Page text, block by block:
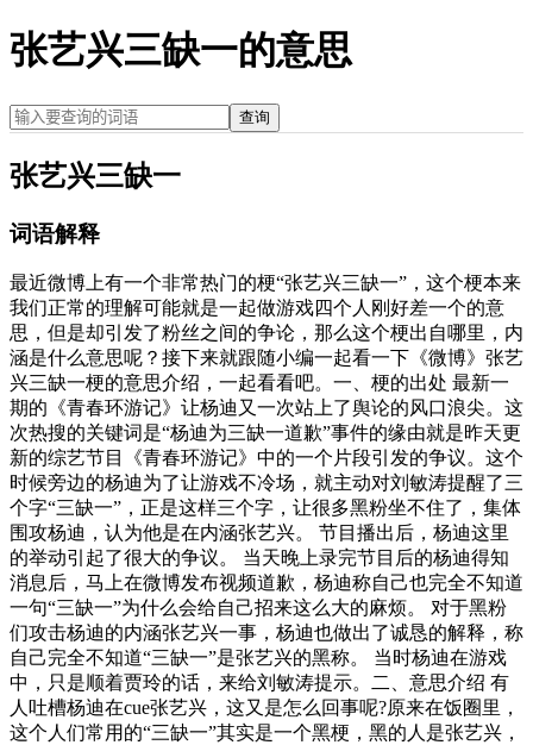
张艺兴三缺一的意思
查询
张艺兴三缺一
词语解释
最近微博上有一个非常热门的梗“张艺兴三缺一”，这个梗本来
我们正常的理解可能就是一起做游戏四个人刚好差一个的意
思，但是却引发了粉丝之间的争论，那么这个梗出自哪里，内
涵是什么意思呢？接下来就跟随小编一起看一下《微博》张艺
兴三缺一梗的意思介绍，一起看看吧。一、梗的出处 最新一
期的《青春环游记》让杨迪又一次站上了舆论的风口浪尖。这
次热搜的关键词是“杨迪为三缺一道歉”事件的缘由就是昨天更
新的综艺节目《青春环游记》中的一个片段引发的争议。这个
时候旁边的杨迪为了让游戏不冷场，就主动对刘敏涛提醒了三
个字“三缺一”，正是这样三个字，让很多黑粉坐不住了，集体
围攻杨迪，认为他是在内涵张艺兴。 节目播出后，杨迪这里
的举动引起了很大的争议。 当天晚上录完节目后的杨迪得知
消息后，马上在微博发布视频道歉，杨迪称自己也完全不知道
一句“三缺一”为什么会给自己招来这么大的麻烦。 对于黑粉
们攻击杨迪的内涵张艺兴一事，杨迪也做出了诚恳的解释，称
自己完全不知道“三缺一”是张艺兴的黑称。 当时杨迪在游戏
中，只是顺着贾玲的话，来给刘敏涛提示。二、意思介绍 有
人吐槽杨迪在cue张艺兴，这又是怎么回事呢?原来在饭圈里，
这个人们常用的“三缺一”其实是一个黑梗，黑的人是张艺兴，